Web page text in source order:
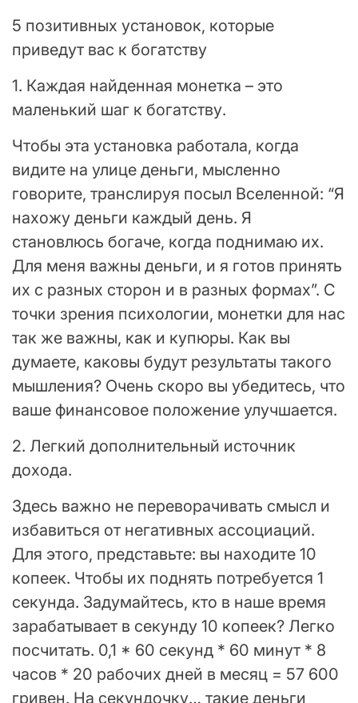
5 позитивных установок, которые
приведут вас к богатству
1. Каждая найденная монетка – это
маленький шаг к богатству.
Чтобы эта установка работала, когда
видите на улице деньги, мысленно
говорите, транслируя посыл Вселенной: “Я
нахожу деньги каждый день. Я
становлюсь богаче, когда поднимаю их.
Для меня важны деньги, и я готов принять
их с разных сторон и в разных формах”. С
точки зрения психологии, монетки для нас
так же важны, как и купюры. Как вы
думаете, каковы будут результаты такого
мышления? Очень скоро вы убедитесь, что
ваше финансовое положение улучшается.
2. Легкий дополнительный источник
дохода.
Здесь важно не переворачивать смысл и
избавиться от негативных ассоциаций.
Для этого, представьте: вы находите 10
копеек. Чтобы их поднять потребуется 1
секунда. Задумайтесь, кто в наше время
зарабатывает в секунду 10 копеек? Легко
посчитать. 0,1 * 60 секунд * 60 минут * 8
часов * 20 рабочих дней в месяц = 57 600
гривен. На секундочку… такие деньги